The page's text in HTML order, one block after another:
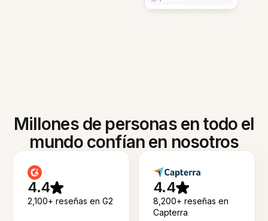
Millones de personas en todo el
mundo confían en nosotros
4.4
2,100+ reseñas en G2
4.4
8,200+ reseñas en
Capterra